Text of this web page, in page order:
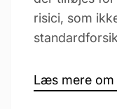
risici, som